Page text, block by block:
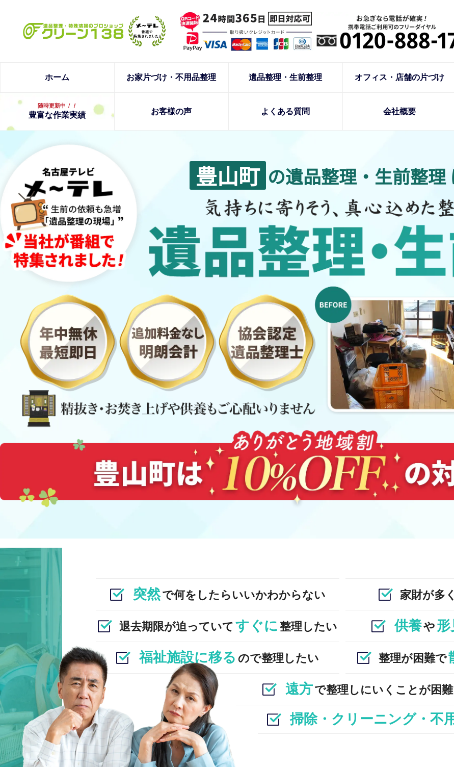
ホーム お家片づけ・不用品整理 遺品整理・生前整理 オフィス・店舗の片づけ
随時更新中 ！！
豊富な作業実績 お客様の声 よくある質問 会社概要
豊山町 の遺品整理・生前整理
突然で何をしたらいいかわからない 家財が多
退去期限が迫っていて すぐに 整理したい 供養や 形
福祉施設に移る ので整理したい 整理が困難で
遠方で整理しにいくことが困難
掃除・クリーニング・不